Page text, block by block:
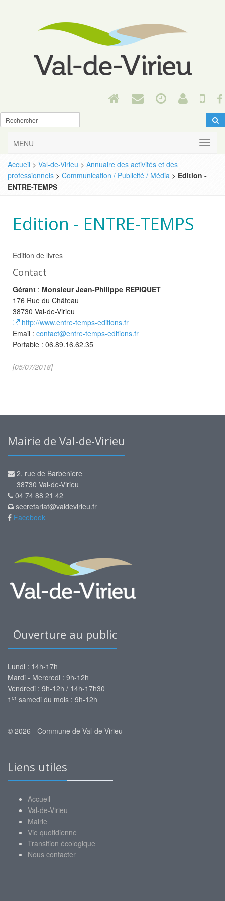
MENU
Accueil > Val-de-Virieu > Annuaire des activités et des
professionnels > Communication / Publicité / Média > Edition -
ENTRE-TEMPS
Edition - ENTRE-TEMPS
Edition de livres
Contact
Gérant : Monsieur Jean-Philippe REPIQUET
176 Rue du Château
38730 Val-de-Virieu
http://www.entre-temps-editions.fr
Email : contact@entre-temps-editions.fr
Portable : 06.89.16.62.35
[05/07/2018]
Mairie de Val-de-Virieu
2, rue de Barbeniere
38730 Val-de-Virieu
04 74 88 21 42
secretariat@valdevirieu.fr
Facebook
Ouverture au public
Lundi : 14h-17h
Mardi - Mercredi : 9h-12h
Vendredi : 9h-12h / 14h-17h30
1 er samedi du mois : 9h-12h
© 2026 - Commune de Val-de-Virieu
Liens utiles
Accueil
Val-de-Virieu
Mairie
Vie quotidienne
Transition écologique
Nous contacter